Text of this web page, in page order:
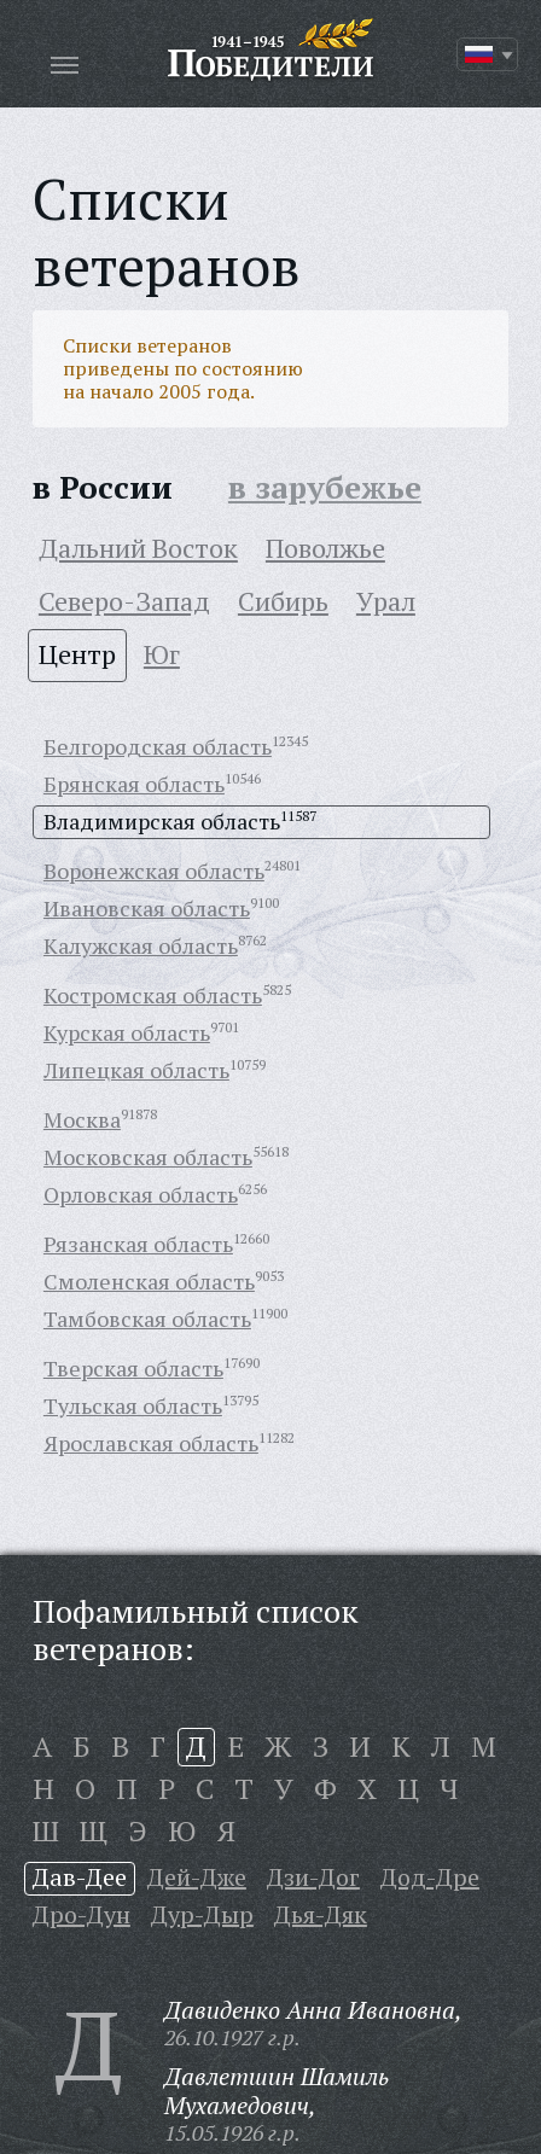
Списки
ветеранов
Списки ветеранов
приведены по состоянию
на начало 2005 года.
в России в зарубежье
Дальний Восток
Поволжье
Северо-Запад
Сибирь
Урал
Центр
Юг
Белгородская область12345
Брянская область10546
Владимирская область11587
Воронежская область24801
Ивановская область9100
Калужская область8762
Костромская область5825
Курская область9701
Липецкая область10759
Москва91878
Московская область55618
Орловская область6256
Рязанская область12660
Смоленская область9053
Тамбовская область11900
Тверская область17690
Тульская область13795
Ярославская область11282
Пофамильный список
ветеранов:
А Б В Г Д Е Ж З И К Л М
Н О П Р С Т У Ф Х Ц Ч
Ш Щ Э Ю Я
Дав-Дее Дей-Дже Дзи-Дог
Дод-Дре
Дро-Дун
Дур-Дыр Дья-Дяк
Д Давиденко Анна Ивановна,
26.10.1927 г.р.
Давлетшин Шамиль
Мухамедович,
15.05.1926 г.р.